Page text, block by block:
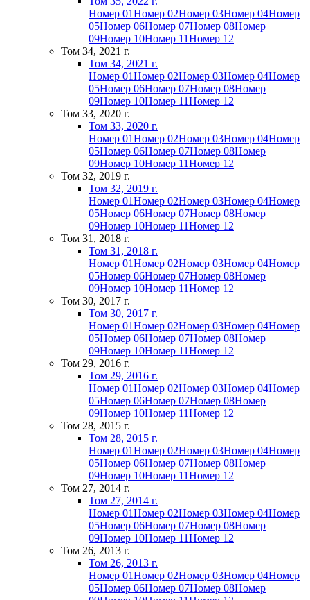
Номер 01Номер 02Номер 03Номер 04Номер
05Номер 06Номер 07Номер 08Номер
09Номер 10Номер 11Номер 12
Том 34, 2021 г.
Том 34, 2021 г.
Номер 01Номер 02Номер 03Номер 04Номер
05Номер 06Номер 07Номер 08Номер
09Номер 10Номер 11Номер 12
Том 33, 2020 г.
Том 33, 2020 г.
Номер 01Номер 02Номер 03Номер 04Номер
05Номер 06Номер 07Номер 08Номер
09Номер 10Номер 11Номер 12
Том 32, 2019 г.
Том 32, 2019 г.
Номер 01Номер 02Номер 03Номер 04Номер
05Номер 06Номер 07Номер 08Номер
09Номер 10Номер 11Номер 12
Том 31, 2018 г.
Том 31, 2018 г.
Номер 01Номер 02Номер 03Номер 04Номер
05Номер 06Номер 07Номер 08Номер
09Номер 10Номер 11Номер 12
Том 30, 2017 г.
Том 30, 2017 г.
Номер 01Номер 02Номер 03Номер 04Номер
05Номер 06Номер 07Номер 08Номер
09Номер 10Номер 11Номер 12
Том 29, 2016 г.
Том 29, 2016 г.
Номер 01Номер 02Номер 03Номер 04Номер
05Номер 06Номер 07Номер 08Номер
09Номер 10Номер 11Номер 12
Том 28, 2015 г.
Том 28, 2015 г.
Номер 01Номер 02Номер 03Номер 04Номер
05Номер 06Номер 07Номер 08Номер
09Номер 10Номер 11Номер 12
Том 27, 2014 г.
Том 27, 2014 г.
Номер 01Номер 02Номер 03Номер 04Номер
05Номер 06Номер 07Номер 08Номер
09Номер 10Номер 11Номер 12
Том 26, 2013 г.
Том 26, 2013 г.
Номер 01Номер 02Номер 03Номер 04Номер
05Номер 06Номер 07Номер 08Номер